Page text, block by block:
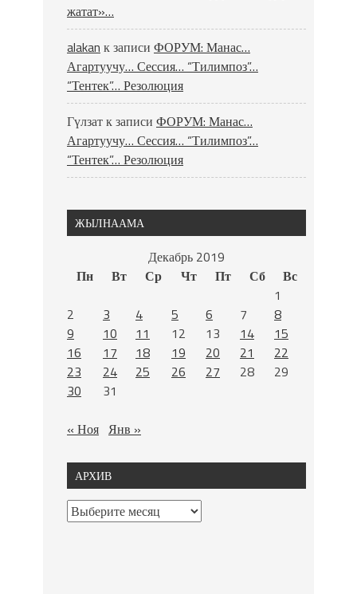
жатат»…
alakan к записи ФОРУМ: Манас…
Агартуучу… Сессия… “Тилимпоз”…
“Тентек”… Резолюция
Гүлзатк записи ФОРУМ: Манас…
Агартуучу… Сессия… “Тилимпоз”…
“Тентек”… Резолюция
ЖЫЛНААМА
Декабрь 2019
Пн
Вт Ср Чт Пт Сб
Вс
1
2
3 4 5 6 7
8
9
10 11 12 13 14
15
16
17 18 19 20 21
22
23
24 25 26 27 28
29
30
31
« Ноя Янв »
АРХИВ